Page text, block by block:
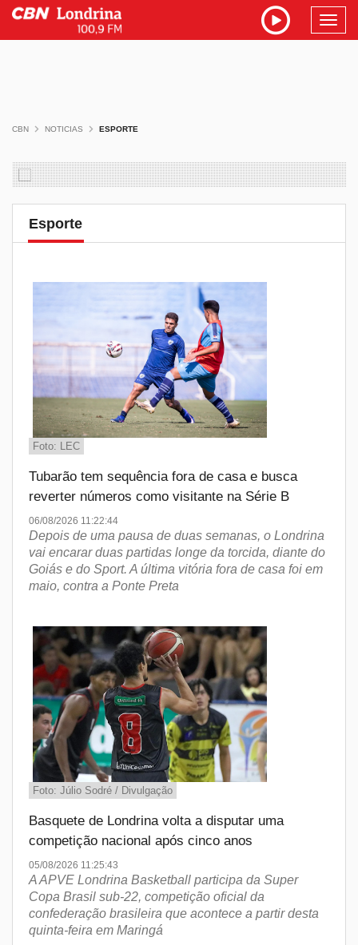
CBN NOTICIAS ESPORTE
Esporte
Foto: LEC
Tubarão tem sequência fora de casa e busca
reverter números como visitante na Série B
06/08/2026 11:22:44
Depois de uma pausa de duas semanas, o Londrina
vai encarar duas partidas longe da torcida, diante do
Goiás e do Sport. A última vitória fora de casa foi em
maio, contra a Ponte Preta
Foto: Júlio Sodré / Divulgação
Basquete de Londrina volta a disputar uma
competição nacional após cinco anos
05/08/2026 11:25:43
A APVE Londrina Basketball participa da Super
Copa Brasil sub-22, competição oficial da
confederação brasileira que acontece a partir desta
quinta-feira em Maringá